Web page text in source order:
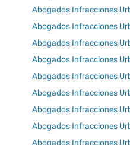
Abogados Infracciones
Abogados Infracciones
Abogados Infracciones
Abogados Infracciones
Abogados Infracciones
Abogados Infracciones
Abogados Infracciones
Abogados Infracciones
Abogados Infracciones